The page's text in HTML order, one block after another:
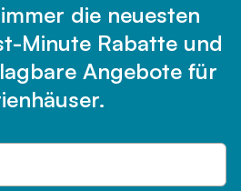
die neuesten
Minute Rabatte und
Angebote für